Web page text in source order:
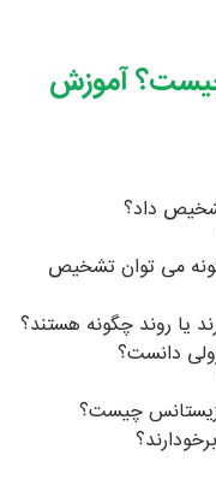
آموزش
داد؟
می توان تشخیص
یا روند چگونه هستند؟
دانست؟
چیست؟